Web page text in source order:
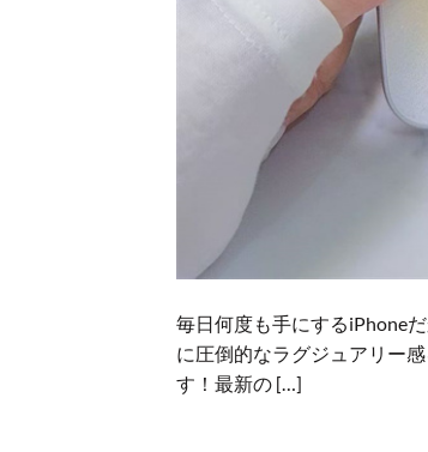
毎日何度も手にするiPhone
に圧倒的なラグジュアリー
す！最新の […]